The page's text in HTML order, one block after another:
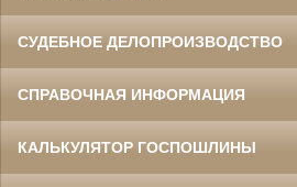
СУДЕБНОЕ ДЕЛОПРОИЗВОДСТВО
СПРАВОЧНАЯ ИНФОРМАЦИЯ
КАЛЬКУЛЯТОР ГОСПОШЛИНЫ